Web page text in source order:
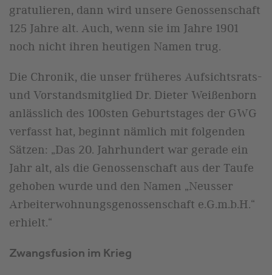
gratulieren, dann wird unsere Genossenschaft
125 Jahre alt. Auch, wenn sie im Jahre 1901
noch nicht ihren heutigen Namen trug.
Die Chronik, die unser früheres Aufsichtsrats-
und Vorstandsmitglied Dr. Dieter Weißenborn
anlässlich des 100sten Geburtstages der GWG
verfasst hat, beginnt nämlich mit folgenden
Sätzen: „Das 20. Jahrhundert war gerade ein
Jahr alt, als die Genossenschaft aus der Taufe
gehoben wurde und den Namen „Neusser
Arbeiterwohnungsgenossenschaft e.G.m.b.H.“
erhielt.“
Zwangsfusion im Krieg